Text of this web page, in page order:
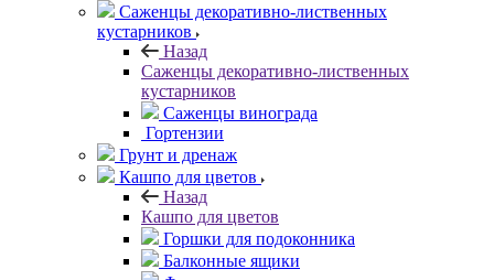
Саженцы декоративно-лиственных
кустарников
Назад
Саженцы декоративно-лиственных
кустарников
Саженцы винограда
Гортензии
Грунт и дренаж
Кашпо для цветов
Назад
Кашпо для цветов
Горшки для подоконника
Балконные ящики